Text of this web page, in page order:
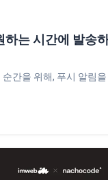
하는 시간에 발송
간을 위해, 푸시 알림